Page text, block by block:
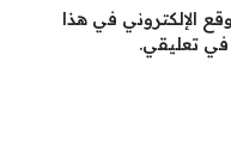
الإلكتروني في هذا
في تعليقي.